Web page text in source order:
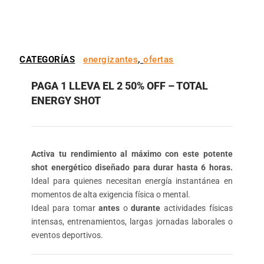
CATEGORÍAS energizantes,ofertas
PAGA 1 LLEVA EL 2 50% OFF – TOTAL
ENERGY SHOT
Activa tu rendimiento al máximo con este potente
shot energético diseñado para durar hasta 6 horas.
Ideal para quienes necesitan energía instantánea en
momentos de alta exigencia física o mental.
Ideal para tomarantes odurante actividades físicas
intensas, entrenamientos, largas jornadas laborales o
eventos deportivos.